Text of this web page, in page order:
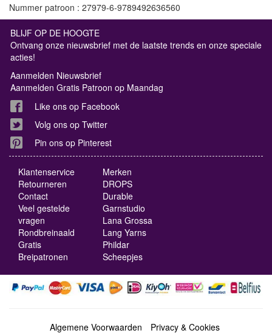
Nummer patroon : 27979-6-9789492636560
BLIJF OP DE HOOGTE
Ontvang onze nieuwsbrief met de laatste trends en onze speciale
acties!
Aanmelden Nieuwsbrief
Aanmelden Gratis Patroon op Maandag
Like ons op Facebook
Volg ons op Twitter
Pin ons op Pinterest
Klantenservice
Retourneren
Contact
Veel gestelde
vragen
Rondbreinaald
Gratis
Breipatronen
Merken
DROPS
Durable
Garnstudio
Lana Grossa
Lang Yarns
Phildar
Scheepjes
Algemene Voorwaarden Privacy & Cookies